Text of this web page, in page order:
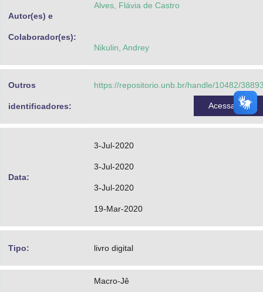
Autor(es) e
Colaborador(es):
Alves, Flávia de Castro
Nikulin, Andrey
Outros
identificadores:
https://repositorio.unb.br/handle/10482/
Acessar
Data:
3-Jul-2020
3-Jul-2020
3-Jul-2020
19-Mar-2020
Tipo: livro digital
Macro-Jê